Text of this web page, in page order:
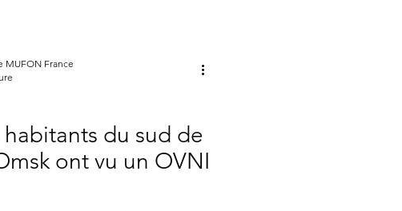
habitants du sud de
ont vu un OVNI
MUFON France